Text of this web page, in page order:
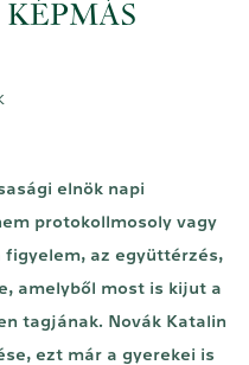
elnök napi
protokollmosoly vagy
figyelem, az együttérzés,
amelyből most is kijut a
tagjának. Novák Katalin
ezt már a gyerekei is